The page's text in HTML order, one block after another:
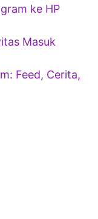
ke HP
Masuk
Feed, Cerita,